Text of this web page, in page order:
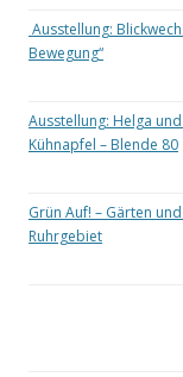
Ausstellung:
Bewegung“
Ausstellung: Helga
Kühnapfel – Blende 80
Grün Auf! – Gärten
Ruhrgebiet